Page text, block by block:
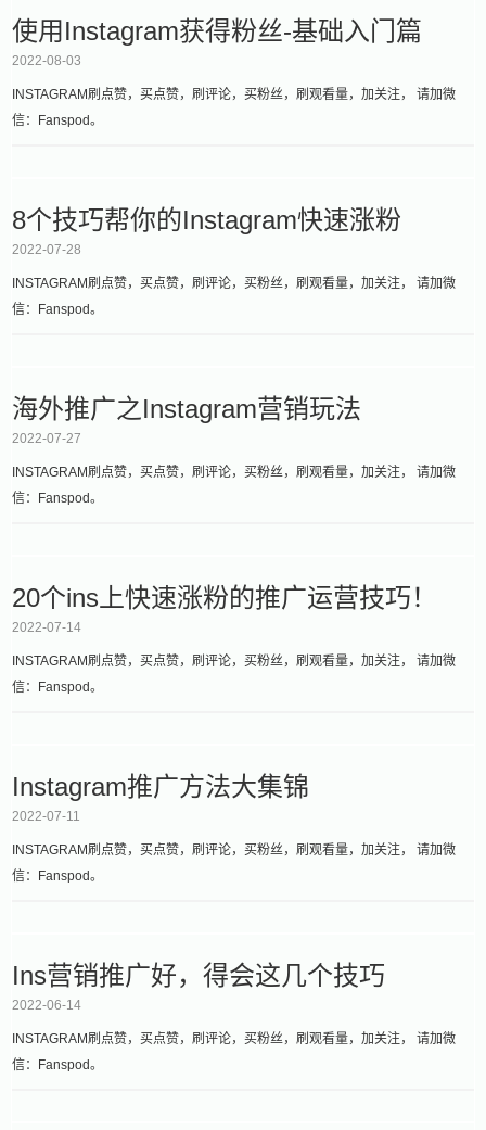
使用Instagram获得粉丝-基础入门篇
2022-08-03
INSTAGRAM刷点赞，买点赞，刷评论，买粉丝，刷观看量，加关注， 请加微
信：Fanspod。
8个技巧帮你的Instagram快速涨粉
2022-07-28
INSTAGRAM刷点赞，买点赞，刷评论，买粉丝，刷观看量，加关注， 请加微
信：Fanspod。
海外推广之Instagram营销玩法
2022-07-27
INSTAGRAM刷点赞，买点赞，刷评论，买粉丝，刷观看量，加关注， 请加微
信：Fanspod。
20个ins上快速涨粉的推广运营技巧！
2022-07-14
INSTAGRAM刷点赞，买点赞，刷评论，买粉丝，刷观看量，加关注， 请加微
信：Fanspod。
Instagram推广方法大集锦
2022-07-11
INSTAGRAM刷点赞，买点赞，刷评论，买粉丝，刷观看量，加关注， 请加微
信：Fanspod。
Ins营销推广好，得会这几个技巧
2022-06-14
INSTAGRAM刷点赞，买点赞，刷评论，买粉丝，刷观看量，加关注， 请加微
信：Fanspod。